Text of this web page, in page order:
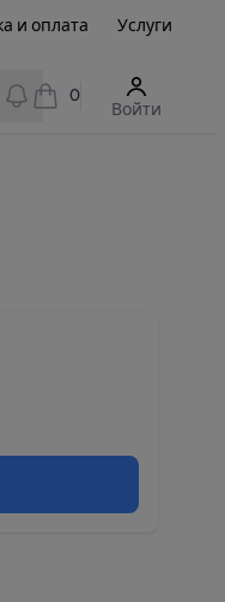
и оплата Услуги
View notifications
0
Войти